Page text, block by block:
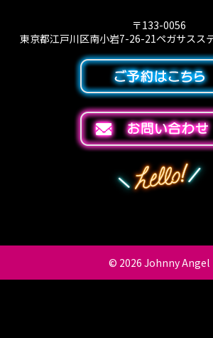
〒133-0056
東京都江戸川区南小岩7-26-21ペガサスス
© 2026 Johnny Angel